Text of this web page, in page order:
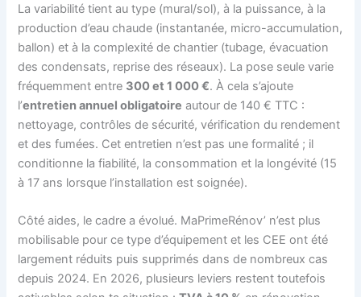
La variabilité tient au type (mural/sol), à la puissance, à la
production d’eau chaude (instantanée, micro-accumulation,
ballon) et à la complexité de chantier (tubage, évacuation
des condensats, reprise des réseaux). La pose seule varie
fréquemment entre 300 et 1 000 €. À cela s’ajoute
l’entretien annuel obligatoire autour de 140 € TTC :
nettoyage, contrôles de sécurité, vérification du rendement
et des fumées. Cet entretien n’est pas une formalité ; il
conditionne la fiabilité, la consommation et la longévité (15
à 17 ans lorsque l’installation est soignée).
Côté aides, le cadre a évolué. MaPrimeRénov’ n’est plus
mobilisable pour ce type d’équipement et les CEE ont été
largement réduits puis supprimés dans de nombreux cas
depuis 2024. En 2026, plusieurs leviers restent toutefois